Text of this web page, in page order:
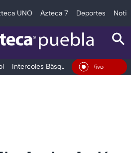
UNO Azteca 7 Deportes
Intercoles Básquetbol Deportes
En Vivo